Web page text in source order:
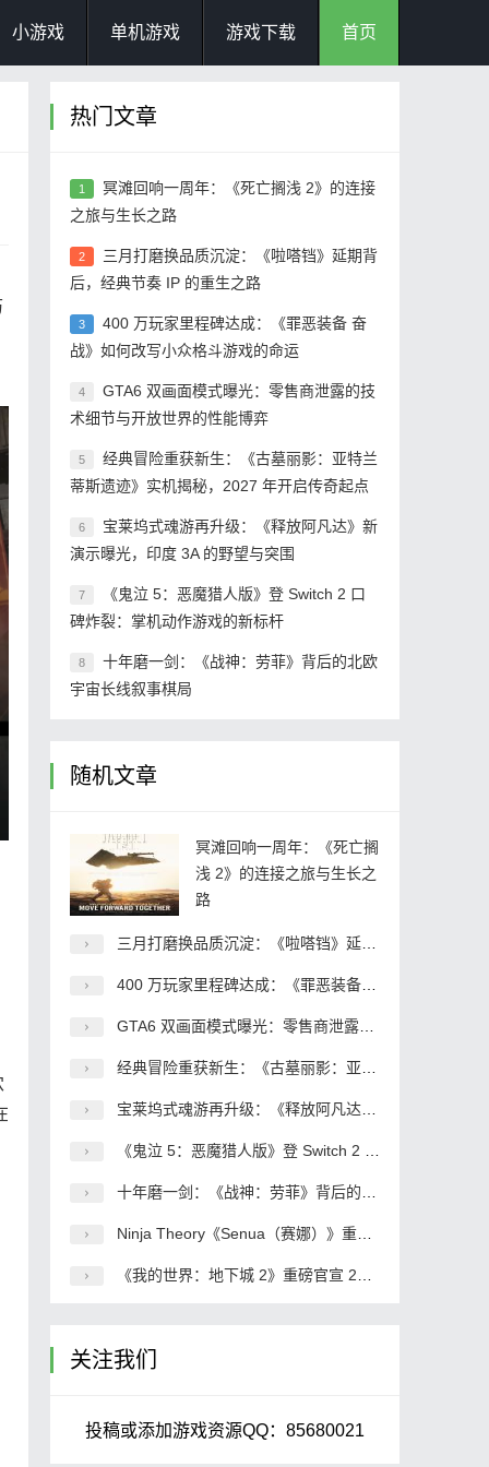
小游戏 单机游戏 游戏下载 首页
热门文章
1
冥滩回响一周年：《死亡搁浅 2》的连接
之旅与生长之路
2
三月打磨换品质沉淀：《啦嗒铛》延期背
后，经典节奏 IP 的重生之路
3
400 万玩家里程碑达成：《罪恶装备 奋
战》如何改写小众格斗游戏的命运
4
GTA6 双画面模式曝光：零售商泄露的技
术细节与开放世界的性能博弈
5
经典冒险重获新生：《古墓丽影：亚特兰
蒂斯遗迹》实机揭秘，2027 年开启传奇起点
6
宝莱坞式魂游再升级：《释放阿凡达》新
演示曝光，印度 3A 的野望与突围
7
《鬼泣 5：恶魔猎人版》登 Switch 2 口
碑炸裂：掌机动作游戏的新标杆
8
十年磨一剑：《战神：劳菲》背后的北欧
宇宙长线叙事棋局
随机文章
冥滩回响一周年：《死亡搁
浅 2》的连接之旅与生长之
路
三月打磨换品质沉淀：《啦嗒铛》延期背后，经典节奏 IP 的重生之路
400 万玩家里程碑达成：《罪恶装备 奋战》如何改写小众格斗游戏的命运
GTA6 双画面模式曝光：零售商泄露的技术细节与开放世界的性能博弈
经典冒险重获新生：《古墓丽影：亚特兰蒂斯遗迹》实机揭秘，2027 年开启传奇起点
宝莱坞式魂游再升级：《释放阿凡达》新演示曝光，印度 3A 的野望与突围
《鬼泣 5：恶魔猎人版》登 Switch 2 口碑炸裂：掌机动作游戏的新标杆
十年磨一剑：《战神：劳菲》背后的北欧宇宙长线叙事棋局
Ninja Theory《Senua（赛娜）》重磅公布：2027 年发售 首发 XGP 坚守线性叙事打造沉浸式史诗
《我的世界：地下城 2》重磅官宣 2026 年 9 月 29 日全球发售 全平台覆盖含 Switch 2 首发
关注我们
投稿或添加游戏资源QQ：85680021